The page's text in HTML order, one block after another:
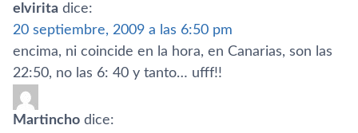
elvirita dice:
20 septiembre, 2009 a las 6:50 pm
encima, ni coincide en la hora, en Canarias, son las
22:50, no las 6: 40 y tanto… ufff!!
Martincho dice: